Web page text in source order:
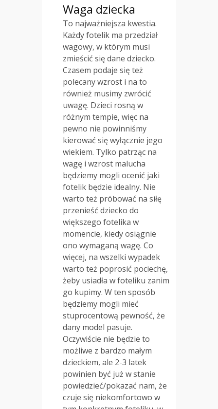
Waga dziecka
To najważniejsza kwestia.
Każdy fotelik ma przedział
wagowy, w którym musi
zmieścić się dane dziecko.
Czasem podaje się też
polecany wzrost i na to
również musimy zwrócić
uwagę. Dzieci rosną w
różnym tempie, więc na
pewno nie powinniśmy
kierować się wyłącznie jego
wiekiem. Tylko patrząc na
wagę i wzrost malucha
będziemy mogli ocenić jaki
fotelik będzie idealny. Nie
warto też próbować na siłę
przenieść dziecko do
większego fotelika w
momencie, kiedy osiągnie
ono wymaganą wagę. Co
więcej, na wszelki wypadek
warto też poprosić pociechę,
żeby usiadła w foteliku zanim
go kupimy. W ten sposób
będziemy mogli mieć
stuprocentową pewność, że
dany model pasuje.
Oczywiście nie będzie to
możliwe z bardzo małym
dzieckiem, ale 2-3 latek
powinien być już w stanie
powiedzieć/pokazać nam, że
czuje się niekomfortowo w